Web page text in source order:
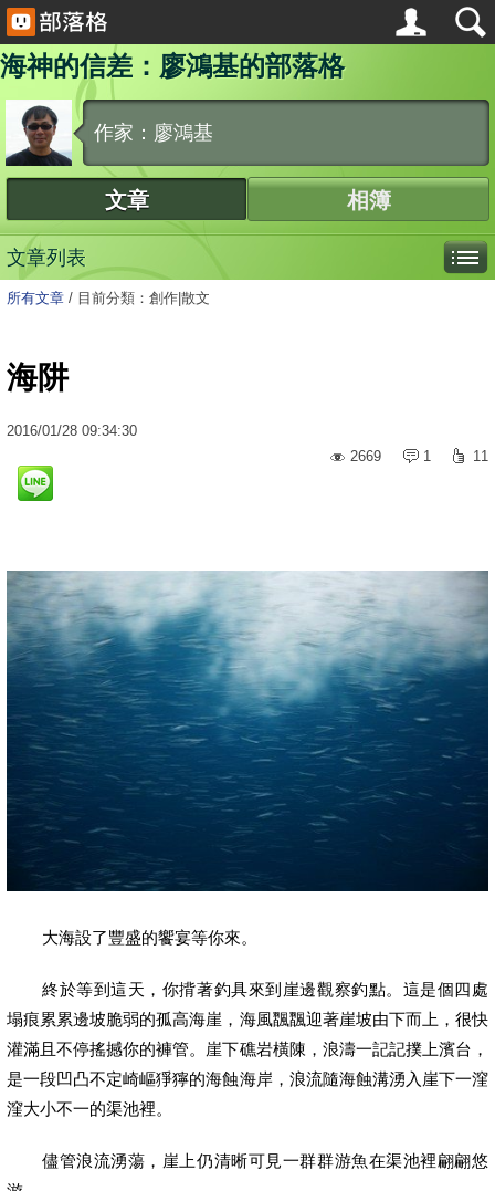
海神的信差：廖鴻基的部落格
作家：廖鴻基
文章 相簿
文章列表
所有文章 / 目前分類：創作|散文
海阱
2016/01/28 09:34:30
2669
1 11
大海設了豐盛的饗宴等你來。
終於等到這天，你揹著釣具來到崖邊觀察釣點。這是個四處
塌痕累累邊坡脆弱的孤高海崖，海風飁飁迎著崖坡由下而上，很快
灌滿且不停搖撼你的褲管。崖下礁岩橫陳，浪濤一記記撲上濱台，
是一段凹凸不定崎嶇猙獰的海蝕海岸，浪流隨海蝕溝湧入崖下一漥
漥大小不一的渠池裡。
儘管浪流湧蕩，崖上仍清晰可見一群群游魚在渠池裡翩翩悠